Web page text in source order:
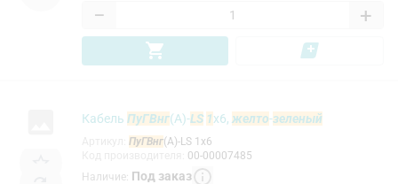
− +
Кабель ПуГВнг(А)-LS 1х6, желто-зеленый
ПуГВнг(А)-LS 1х6
00-00007485
Наличие: Под заказ